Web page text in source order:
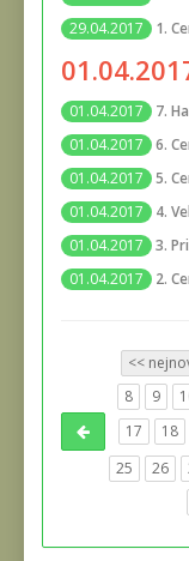
29.04.2017
1.
01.04.2017
7.
01.04.2017
6.
01.04.2017
5.
01.04.2017
4.
01.04.2017
3.
01.04.2017
2.
<<
8
9
17
18
25 26